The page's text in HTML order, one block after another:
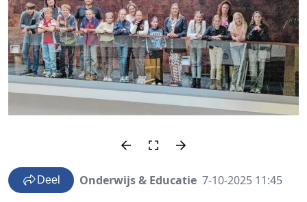
Deel Onderwijs & Educatie 7-10-2025 11:45